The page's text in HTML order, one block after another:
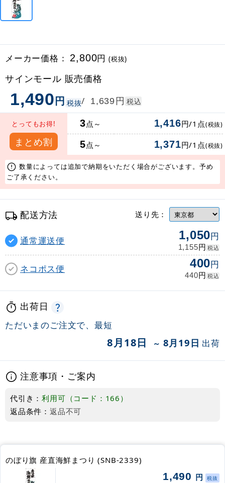
メーカー価格： 2,800円(税抜)
サインモール 販売価格
1,490円 税抜/ 1,639円 税込
とってもお得!
まとめ割
3点～ 1,416円/1点(税抜)
5点～ 1,371円/1点(税抜)
数量によっては追加で納期をいただく場合がございます。予め
ご了承ください。
配送方法 送り先：
通常運送便 1,050円
1,155円 税込
ネコポス便 400円
440円 税込
出荷日
ただいまのご注文で、最短
8月18日 ～ 8月19日 出荷
注意事項・ご案内
代引き：利用可（コード：166）
返品条件： 返品不可
のぼり旗 産直海鮮まつり (SNB-2339)
1,490 円 税抜